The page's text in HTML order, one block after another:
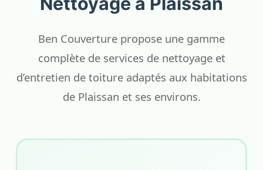
Ben Couverture propose une gamme
complète de services de nettoyage et
d’entretien de toiture adaptés aux habitations
de Plaissan et ses environs.